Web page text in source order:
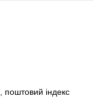
поштовий індекс